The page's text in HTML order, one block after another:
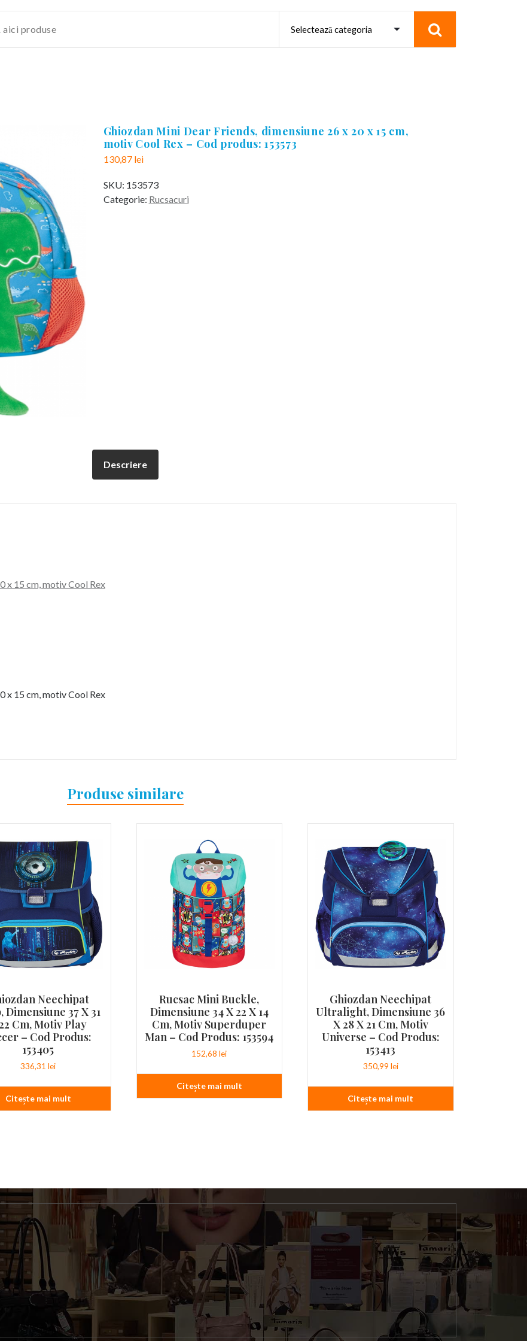
Ghiozdan Mini Dear Friends, dimensiune 26 x 20 x 15 cm,
motiv Cool Rex – Cod produs: 153573
130,87 lei
SKU: 153573
Categorie: Rucsacuri
Descriere
x 15 cm, motiv Cool Rex
x 15 cm, motiv Cool Rex
Produse similare
Neechipat
Dimensiune 37 X 31
Cm, Motiv Play
– Cod Produs:
153405
336,31lei
Citește mai mult
Rucsac Mini Buckle,
Dimensiune 34 X 22 X 14
Cm, Motiv Superduper
Man – Cod Produs: 153594
152,68lei
Citește mai mult
Ghiozdan Neechipat
Ultralight, Dimensiune 36
X 28 X 21 Cm, Motiv
Universe – Cod Produs:
153413
350,99 lei
Citește mai mult